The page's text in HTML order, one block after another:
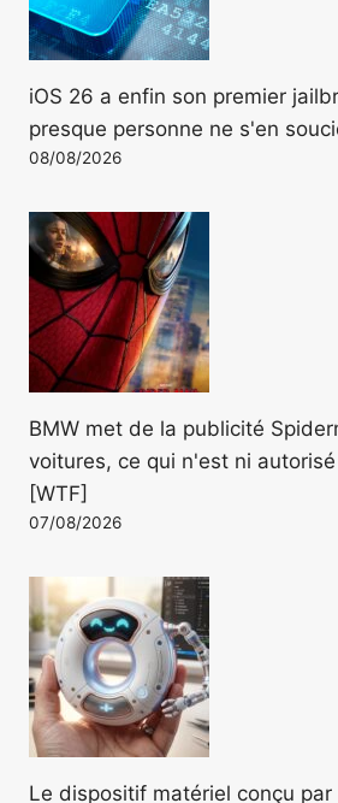
iOS 26 a enfin son premier
presque personne ne s'en
08/08/2026
BMW met de la publicité
voitures, ce qui n'est ni
[WTF]
07/08/2026
Le dispositif matériel conçu par